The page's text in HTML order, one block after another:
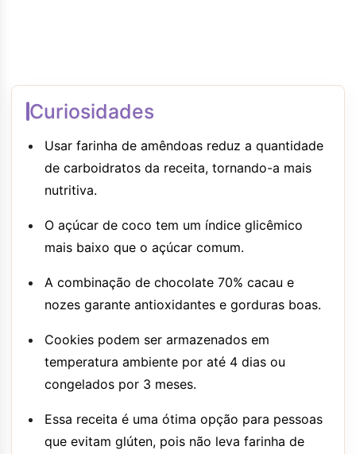
Curiosidades
Usar farinha de amêndoas reduz a quantidade
de carboidratos da receita, tornando-a mais
nutritiva.
O açúcar de coco tem um índice glicêmico
mais baixo que o açúcar comum.
A combinação de chocolate 70% cacau e
nozes garante antioxidantes e gorduras boas.
Cookies podem ser armazenados em
temperatura ambiente por até 4 dias ou
congelados por 3 meses.
Essa receita é uma ótima opção para pessoas
que evitam glúten, pois não leva farinha de